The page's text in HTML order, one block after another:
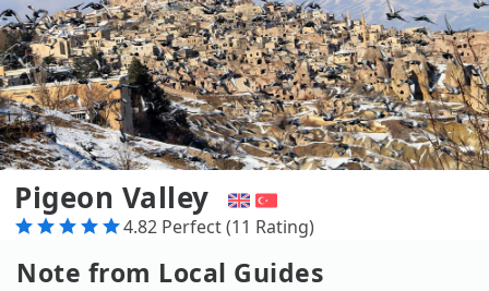
Pigeon Valley
4.82 Perfect (11 Rating)
Note from Local Guides